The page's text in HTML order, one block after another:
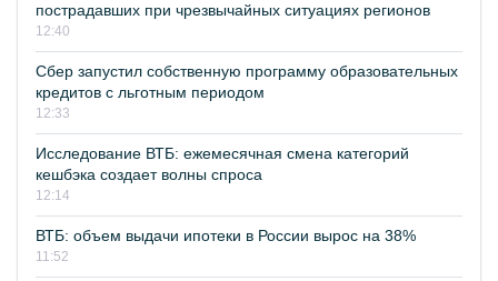
пострадавших при чрезвычайных ситуациях регионов
12:40
Сбер запустил собственную программу образовательных
кредитов с льготным периодом
12:33
Исследование ВТБ: ежемесячная смена категорий
кешбэка создает волны спроса
12:14
ВТБ: объем выдачи ипотеки в России вырос на 38%
11:52